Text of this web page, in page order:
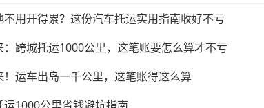
用开得累？这份汽车托运实用指南收好不亏
跨城托运1000公里，这笔账要怎么算才不亏
！运车出岛一千公里，这笔账得这么算